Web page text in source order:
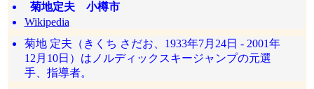
菊地定夫 小樽市
Wikipedia
菊地 定夫（きくち さだお、1933年7月24日 - 2001年
12月10日）はノルディックスキージャンプの元選
手、指導者。